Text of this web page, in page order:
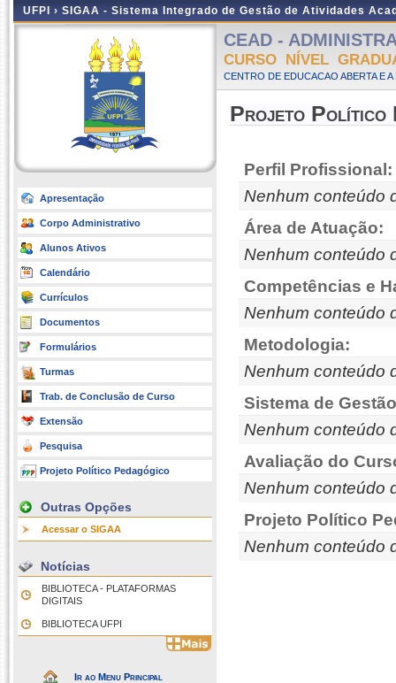
UFPI › SIGAA - Sistema Integrado de Gestão de Atividades
Apresentação
Corpo Administrativo
Alunos Ativos
Calendário
Currículos
Documentos
Formulários
Turmas
Trab. de Conclusão de Curso
Extensão
Pesquisa
Projeto Político Pedagógico
Outras Opções
Acessar o SIGAA
Notícias
BIBLIOTECA - PLATAFORMAS
DIGITAIS
BIBLIOTECA UFPI
Ir ao Menu Principal
CEAD -
CURSO NÍVEL
CENTRO DE EDUCACAO ABERTA E
Projeto Político
Perfil Profissional:
Nenhum conteúdo
Área de Atuação:
Nenhum conteúdo
Competências e
Nenhum conteúdo
Metodologia:
Nenhum conteúdo
Sistema de
Nenhum conteúdo
Avaliação do
Nenhum conteúdo
Projeto Político
Nenhum conteúdo